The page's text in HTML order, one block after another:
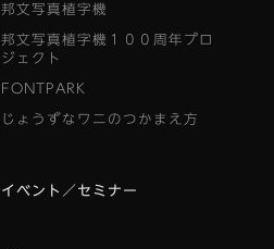
邦文写真植字機
邦文写真植字機１００周年プロ
ジェクト
FONTPARK
じょうずなワニのつかまえ方
イベント／セミナー